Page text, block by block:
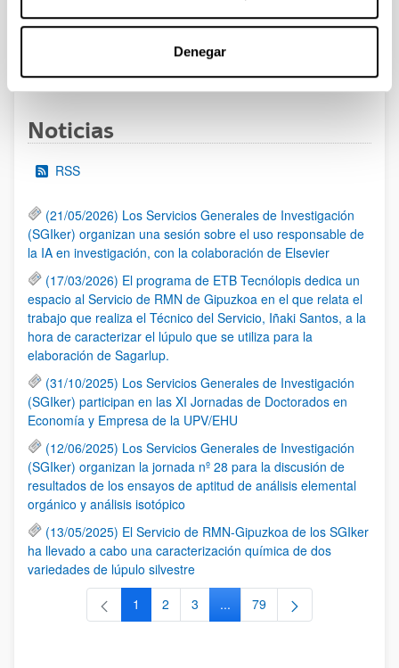
Denegar
Páginas intermedias Use
Noticias
RSS
(21/05/2026) Los Servicios Generales de Investigación
(SGIker) organizan una sesión sobre el uso responsable de
la IA en investigación, con la colaboración de Elsevier
(17/03/2026) El programa de ETB Tecnólopis dedica un
espacio al Servicio de RMN de Gipuzkoa en el que relata el
trabajo que realiza el Técnico del Servicio, Iñaki Santos, a la
hora de caracterizar el lúpulo que se utiliza para la
elaboración de Sagarlup.
(31/10/2025) Los Servicios Generales de Investigación
(SGIker) participan en las XI Jornadas de Doctorados en
Economía y Empresa de la UPV/EHU
(12/06/2025) Los Servicios Generales de Investigación
(SGIker) organizan la jornada nº 28 para la discusión de
resultados de los ensayos de aptitud de análisis elemental
orgánico y análisis isotópico
(13/05/2025) El Servicio de RMN-Gipuzkoa de los SGIker
ha llevado a cabo una caracterización química de dos
variedades de lúpulo silvestre
Página
1 Página
2 Página
3 ...Páginas intermedias Use TAB
Página
79